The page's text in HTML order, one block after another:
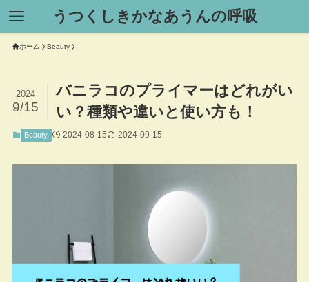
うつくしきかなあうんの呼吸
ホーム Beauty
バニラコのプライマーはどれがい
い？種類や違いと使い方も！
2024
9/15
Beauty 2024-08-15 2024-09-15